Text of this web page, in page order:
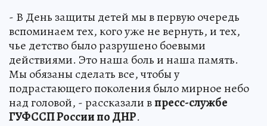
- В День защиты детей мы в первую очередь
вспоминаем тех, кого уже не вернуть, и тех,
чье детство было разрушено боевыми
действиями. Это наша боль и наша память.
Мы обязаны сделать все, чтобы у
подрастающего поколения было мирное небо
над головой, - рассказали впресс-службе
ГУФССП России по ДНР.